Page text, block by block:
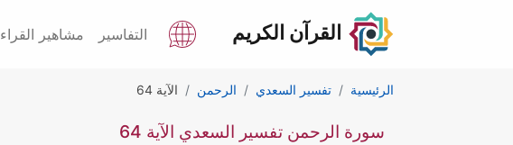
القرآن الكريم التفاسير مشاهير القراء
الرئيسية تفسير السعدي الرحمن الآية 64
سورة الرحمن تفسير السعدي الآية 64